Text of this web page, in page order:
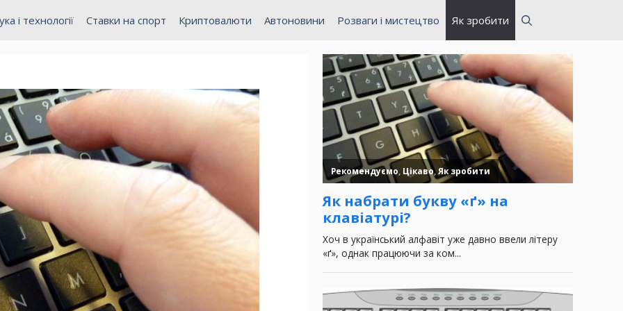
і технології Ставки на спорт Криптовалюти Автоновини Розваги і мистецтво Як зробити